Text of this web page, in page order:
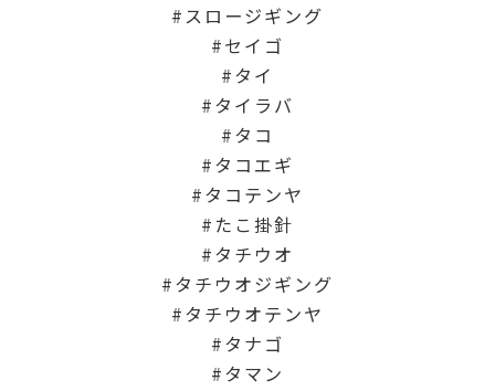
スロージギング
セイゴ
タイ
タイラバ
タコ
タコエギ
タコテンヤ
たこ掛針
タチウオ
タチウオジギング
タチウオテンヤ
タナゴ
タマン